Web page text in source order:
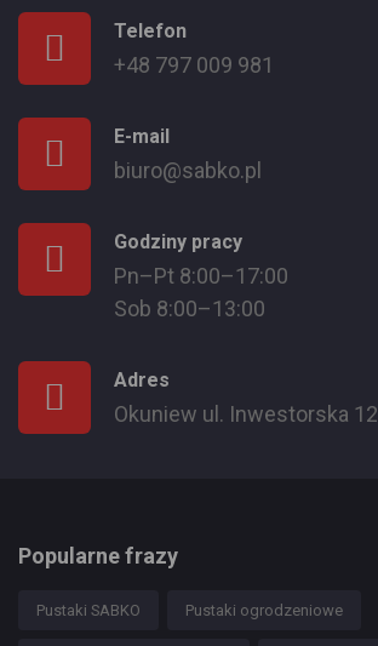
Telefon
+48 797 009 981
E-mail
biuro@sabko.pl
Godziny pracy
Pn–Pt 8:00–17:00
Sob 8:00–13:00
Adres
Okuniew ul. Inwestorska 12
Popularne frazy
Pustaki SABKO Pustaki ogrodzeniowe